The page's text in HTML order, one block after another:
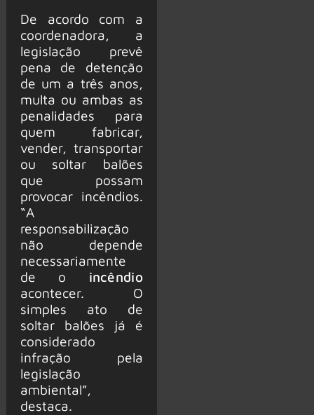
De acordo com a
coordenadora, a
legislação prevê
pena de detenção
de um a três anos,
multa ou ambas as
penalidades para
quem fabricar,
vender, transportar
ou soltar balões
que possam
provocar incêndios.
“A
responsabilização
não depende
necessariamente
de o incêndio
acontecer. O
simples ato de
soltar balões já é
considerado
infração pela
legislação
ambiental”,
destaca.